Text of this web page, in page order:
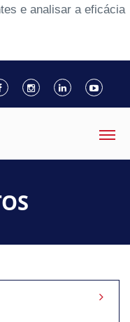
e analisar a eficácia